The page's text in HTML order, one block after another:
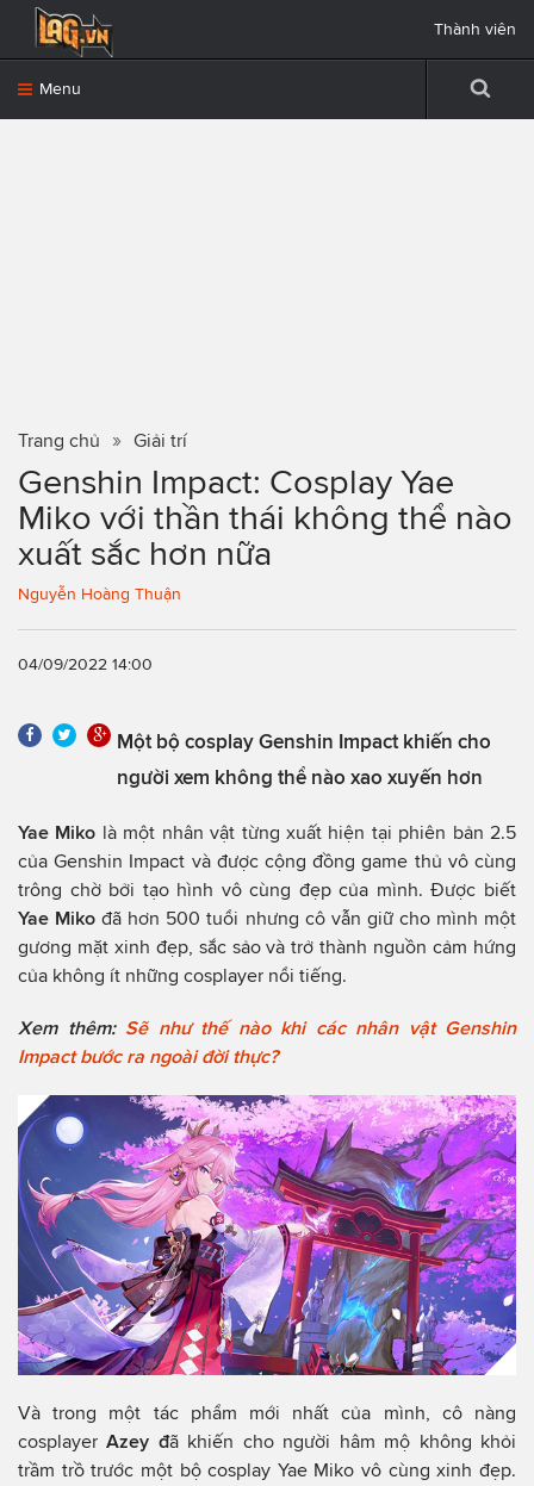
Menu
Thành viên
Trang chủ Giải trí
Genshin Impact: Cosplay Yae
Miko với thần thái không thể nào
xuất sắc hơn nữa
Nguyễn Hoàng Thuận
04/09/2022 14:00
Một bộ cosplay Genshin Impact khiến cho
người xem không thể nào xao xuyến hơn
Yae Miko là một nhân vật từng xuất hiện tại phiên bản 2.5
của Genshin Impact và được cộng đồng game thủ vô cùng
trông chờ bởi tạo hình vô cùng đẹp của mình. Được biết
Yae Miko đã hơn 500 tuổi nhưng cô vẫn giữ cho mình một
gương mặt xinh đẹp, sắc sảo và trở thành nguồn cảm hứng
của không ít những cosplayer nổi tiếng.
Xem thêm: Sẽ như thế nào khi các nhân vật Genshin
Impact bước ra ngoài đời thực?
Và trong một tác phẩm mới nhất của mình, cô nàng
cosplayerAzey đã khiến cho người hâm mộ không khỏi
trầm trồ trước một bộ cosplay Yae Miko vô cùng xinh đẹp.